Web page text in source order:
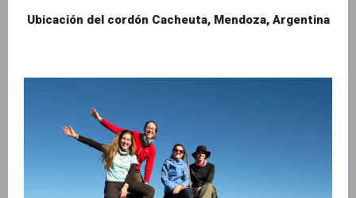
Ubicación del cordón Cacheuta, Mendoza, Argentina